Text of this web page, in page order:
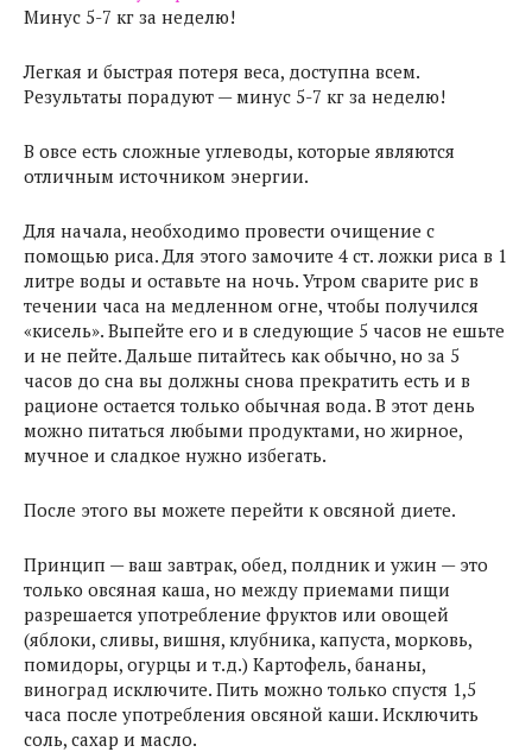
Минус 5-7 кг за неделю!
Легкая и быстрая потеря веса, доступна всем.
Результаты порадуют — минус 5-7 кг за неделю!
В овсе есть сложные углеводы, которые являются
отличным источником энергии.
Для начала, необходимо провести очищение с
помощью риса. Для этого замочите 4 ст. ложки риса в 1
литре воды и оставьте на ночь. Утром сварите рис в
течении часа на медленном огне, чтобы получился
«кисель». Выпейте его и в следующие 5 часов не ешьте
и не пейте. Дальше питайтесь как обычно, но за 5
часов до сна вы должны снова прекратить есть и в
рационе остается только обычная вода. В этот день
можно питаться любыми продуктами, но жирное,
мучное и сладкое нужно избегать.
После этого вы можете перейти к овсяной диете.
Принцип — ваш завтрак, обед, полдник и ужин — это
только овсяная каша, но между приемами пищи
разрешается употребление фруктов или овощей
(яблоки, сливы, вишня, клубника, капуста, морковь,
помидоры, огурцы и т.д.) Картофель, бананы,
виноград исключите. Пить можно только спустя 1,5
часа после употребления овсяной каши. Исключить
соль, сахар и масло.